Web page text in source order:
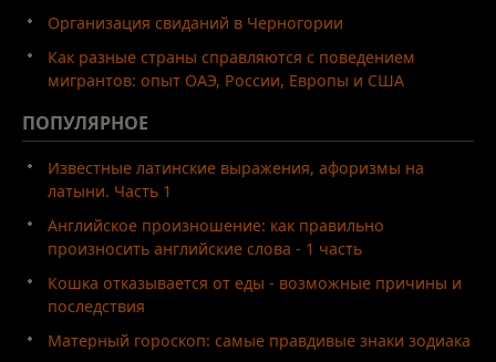
Организация свиданий в Черногории
Как разные страны справляются с поведением
мигрантов: опыт ОАЭ, России, Европы и США
ПОПУЛЯРНОЕ
Известные латинские выражения, афоризмы на
латыни. Часть 1
Английское произношение: как правильно
произносить английские слова - 1 часть
Кошка отказывается от еды - возможные причины и
последствия
Матерный гороскоп: самые правдивые знаки зодиака